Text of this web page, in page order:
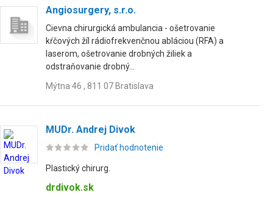
Angiosurgery, s.r.o.
Cievna chirurgická ambulancia - ošetrovanie
kŕčových žíl rádiofrekvenčnou abláciou (RFA) a
laserom, ošetrovanie drobných žiliek a
odstraňovanie drobný...
Mýtna 46 , 811 07 Bratislava
MUDr. Andrej Divok
Pridať hodnotenie
Plastický chirurg.
drdivok.sk